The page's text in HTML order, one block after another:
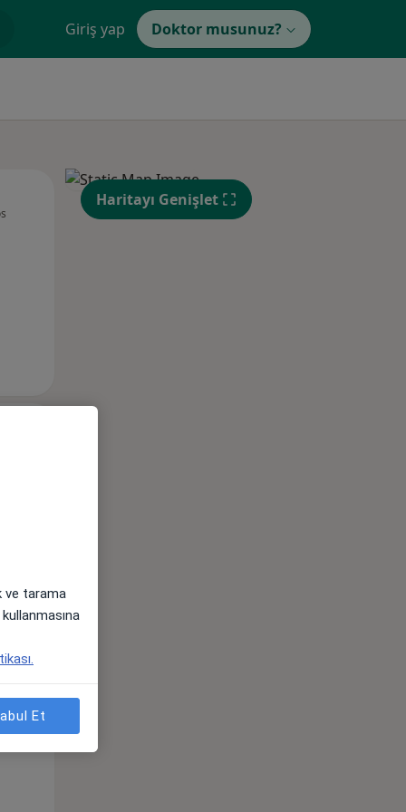
Giriş yap Doktor musunuz?
11 Ağustos
Çar,
12 Ağustos
Per,
13 Ağustos
11 Ağustos
Haritayı Genişlet
ve tarama
Et